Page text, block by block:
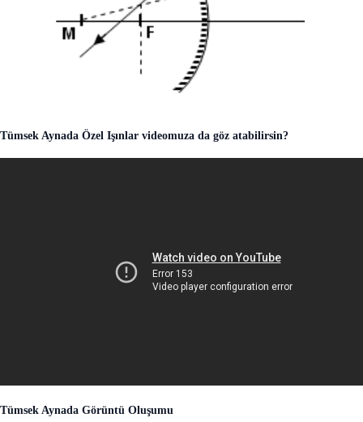
Tümsek Aynada Özel Işınlar videomuza da göz atabilirsin?
Tümsek Aynada Görüntü Oluşumu